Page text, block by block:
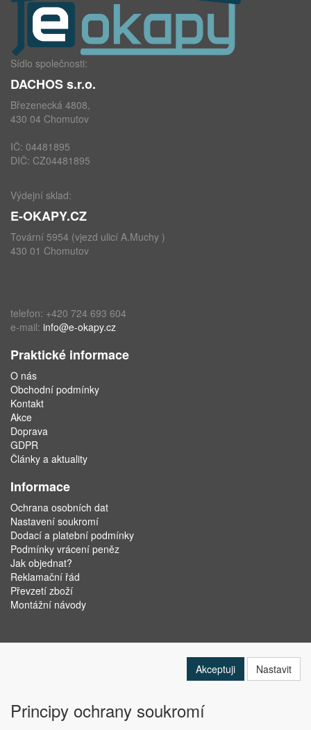
Sídlo společnosti:
DACHOS s.r.o.
Březenecká 4808,
430 04 Chomutov
IČ: 04481895
DIČ: CZ04481895
Výdejní sklad:
E-OKAPY.CZ
Tovární 5954 (vjezd ulicí A.Muchy )
430 01 Chomutov
telefon: +420 724 693 604
e-mail: info@e-okapy.cz
Praktické informace
O nás
Obchodní podmínky
Kontakt
Akce
Doprava
GDPR
Články a aktuality
Informace
Ochrana osobních dat
Nastavení soukromí
Dodací a platební podmínky
Podmínky vrácení peněz
Jak objednat?
Reklamační řád
Převzetí zboží
Montážní návody
Akceptuji Nastavit
Principy ochrany soukromí